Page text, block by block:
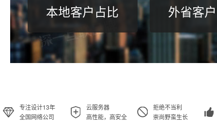
本地客户占比 外省客
专注设计13年
全国网络公司
云服务器
高性能，高安全
拒绝不当利
崇尚野蛮生长